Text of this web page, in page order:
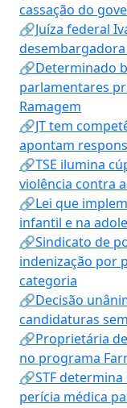
cassação do
🔗Juíza federal
desembargadora
🔗Determinado
parlamentares
Ramagem
🔗JT tem
apontam
🔗TSE ilumina
violência contra
🔗Lei que
infantil e na
🔗Sindicato de
indenização por
categoria
🔗Decisão
candidaturas
🔗Proprietária
no programa
🔗STF
perícia médica